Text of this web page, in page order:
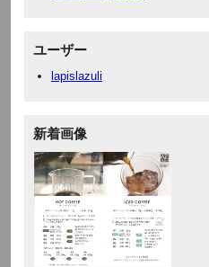
ユーザー
lapislazuli
新着画像